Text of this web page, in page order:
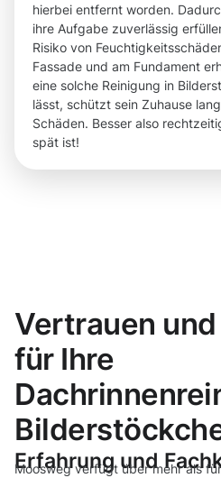
hierbei entfernt worden.
ihre Aufgabe zuverlässig
Risiko von
Fassade und am Fundament
eine solche Reinigung in
lässt, schützt sein Zuhause
Schäden. Besser also
spät ist!
Vertrauen
für Ihre
Erfahrung und
Moosweg verfügt über mehr als